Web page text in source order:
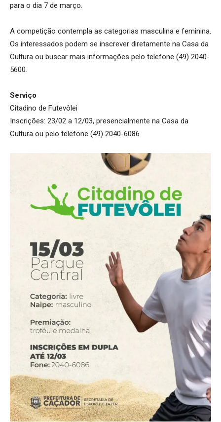
para o dia 7 de março.
A competição contempla as categorias masculina e feminina.
Os interessados podem se inscrever diretamente na Casa da
Cultura ou buscar mais informações pelo telefone (49) 2040-
5600.
Serviço
Citadino de Futevôlei
Inscrições: 23/02 a 12/03, presencialmente na Casa da
Cultura ou pelo telefone (49) 2040-6086